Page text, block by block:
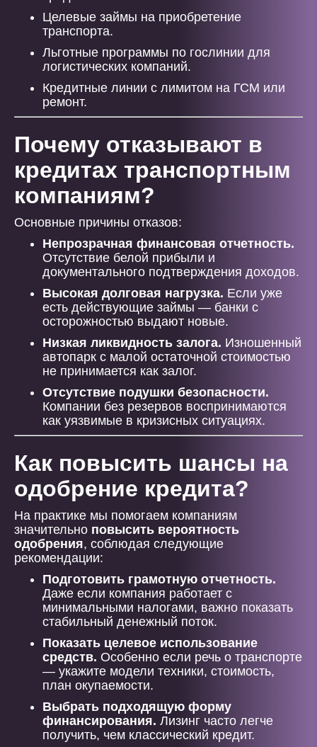
Целевые займы на приобретение
транспорта.
Льготные программы по гослинии для
логистических компаний.
Кредитные линии с лимитом на ГСМ или
ремонт.
Почему отказывают в
кредитах транспортным
компаниям?
Основные причины отказов:
Непрозрачная финансовая отчетность.
Отсутствие белой прибыли и
документального подтверждения доходов.
Высокая долговая нагрузка. Если уже
есть действующие займы — банки с
осторожностью выдают новые.
Низкая ликвидность залога. Изношенный
автопарк с малой остаточной стоимостью
не принимается как залог.
Отсутствие подушки безопасности.
Компании без резервов воспринимаются
как уязвимые в кризисных ситуациях.
Как повысить шансы на
одобрение кредита?
На практике мы помогаем компаниям
значительно повысить вероятность
одобрения, соблюдая следующие
рекомендации:
Подготовить грамотную отчетность.
Даже если компания работает с
минимальными налогами, важно показать
стабильный денежный поток.
Показать целевое использование
средств. Особенно если речь о транспорте
— укажите модели техники, стоимость,
план окупаемости.
Выбрать подходящую форму
финансирования. Лизинг часто легче
получить, чем классический кредит.